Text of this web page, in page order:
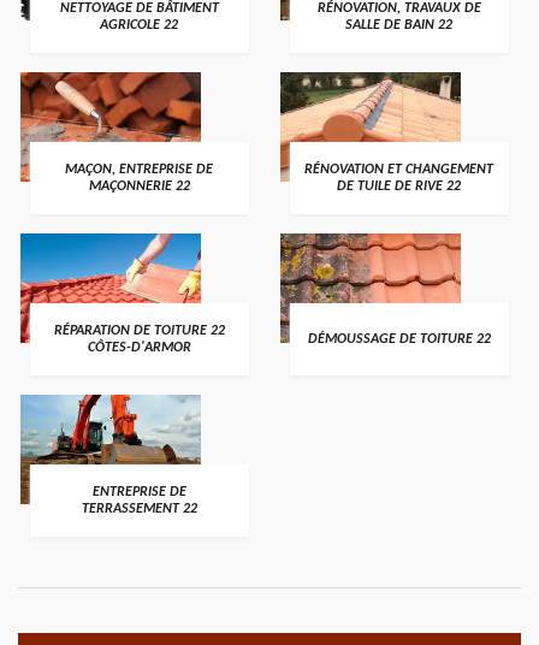
NETTOYAGE DE BÂTIMENT
AGRICOLE 22
RÉNOVATION, TRAVAUX DE
SALLE DE BAIN 22
MAÇON, ENTREPRISE DE
MAÇONNERIE 22
RÉNOVATION ET CHANGEMENT
DE TUILE DE RIVE 22
RÉPARATION DE TOITURE 22
CÔTES-D'ARMOR
DÉMOUSSAGE DE TOITURE 22
ENTREPRISE DE
TERRASSEMENT 22